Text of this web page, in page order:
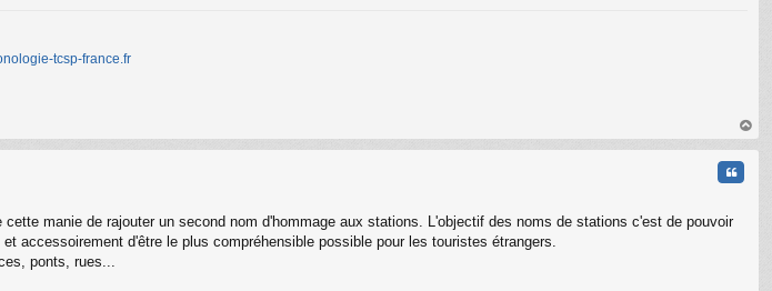
tcsp-france.fr
au
manie de rajouter un second nom d'hommage aux stations. L'objectif des noms de stations c'est de pouvoir
accessoirement d'être le plus compréhensible possible pour les touristes étrangers.
ponts, rues...